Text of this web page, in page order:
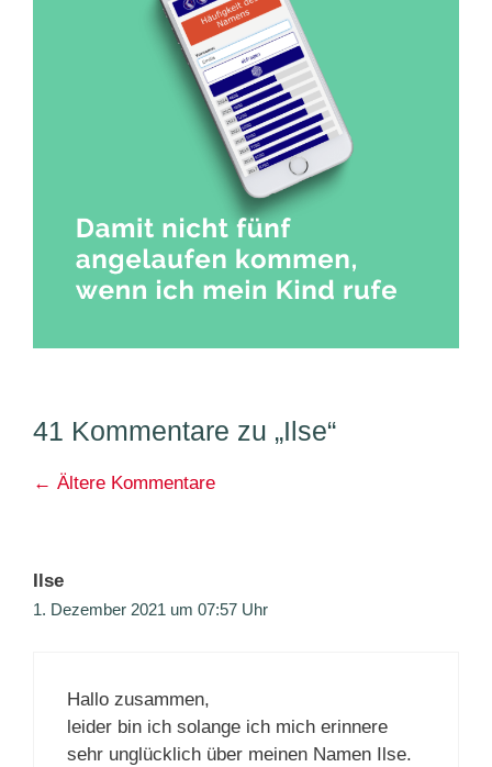
41 Kommentare zu „Ilse“
Kommentarnavigation
← Ältere Kommentare
Ilse
1. Dezember 2021 um 07:57 Uhr
Hallo zusammen,
leider bin ich solange ich mich erinnere
sehr unglücklich über meinen Namen Ilse.